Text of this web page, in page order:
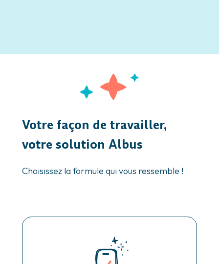
Votre façon de travailler,
votre solution Albus
Choisissez la formule qui vous ressemble !